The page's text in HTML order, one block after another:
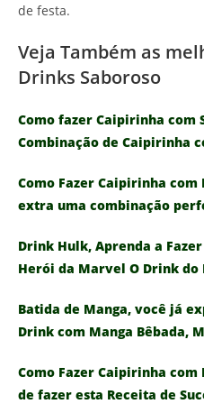
de festa.
Veja Também as
Drinks Saboroso
Como fazer Caipirinha com
Combinação de Caipirinha
Como Fazer Caipirinha
extra uma combinação
Drink Hulk, Aprenda a
Herói da Marvel O Drink
Batida de Manga, você já
Drink com Manga Bêbada,
Como Fazer Caipirinha com
de fazer esta Receita de